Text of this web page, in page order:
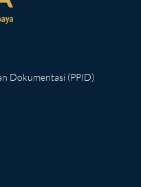
Dokumentasi (PPID)